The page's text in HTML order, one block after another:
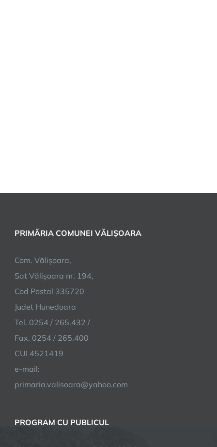
PRIMĂRIA COMUNEI VĂLIȘOARA
Com. Vălișoara,
Sat Vălișoara nr. 194,
Cod Postal 335720
Judet Hunedoara
Tel. 0254 / 265.432 /
Fax. 0254 / 265.400
CUI 4521419
e-mail:
primaria.valisoara@yahoo.com
PROGRAM CU PUBLICUL